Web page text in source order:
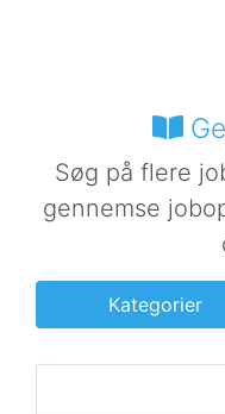
Søg på flere
gennemse
Kategorier